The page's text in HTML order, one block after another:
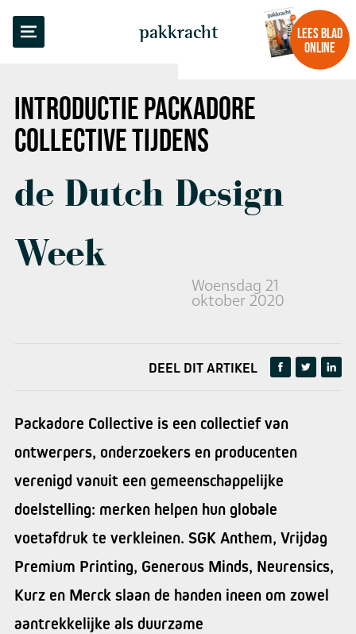
pakkracht
LEES BLAD
ONLINE
INTRODUCTIEPACKADORE
COLLECTIVETIJDENS
de Dutch Design
Week
Woensdag 21
oktober 2020
TERUG NAAR OVERZICHT
DEEL DIT ARTIKEL
Packadore Collective is een collectief van
ontwerpers, onderzoekers en producenten
verenigd vanuit een gemeenschappelijke
doelstelling: merken helpen hun globale
voetafdruk te verkleinen. SGK Anthem, Vrijdag
Premium Printing, Generous Minds, Neurensics,
Kurz en Merck slaan de handen ineen om zowel
aantrekkelijke als duurzame